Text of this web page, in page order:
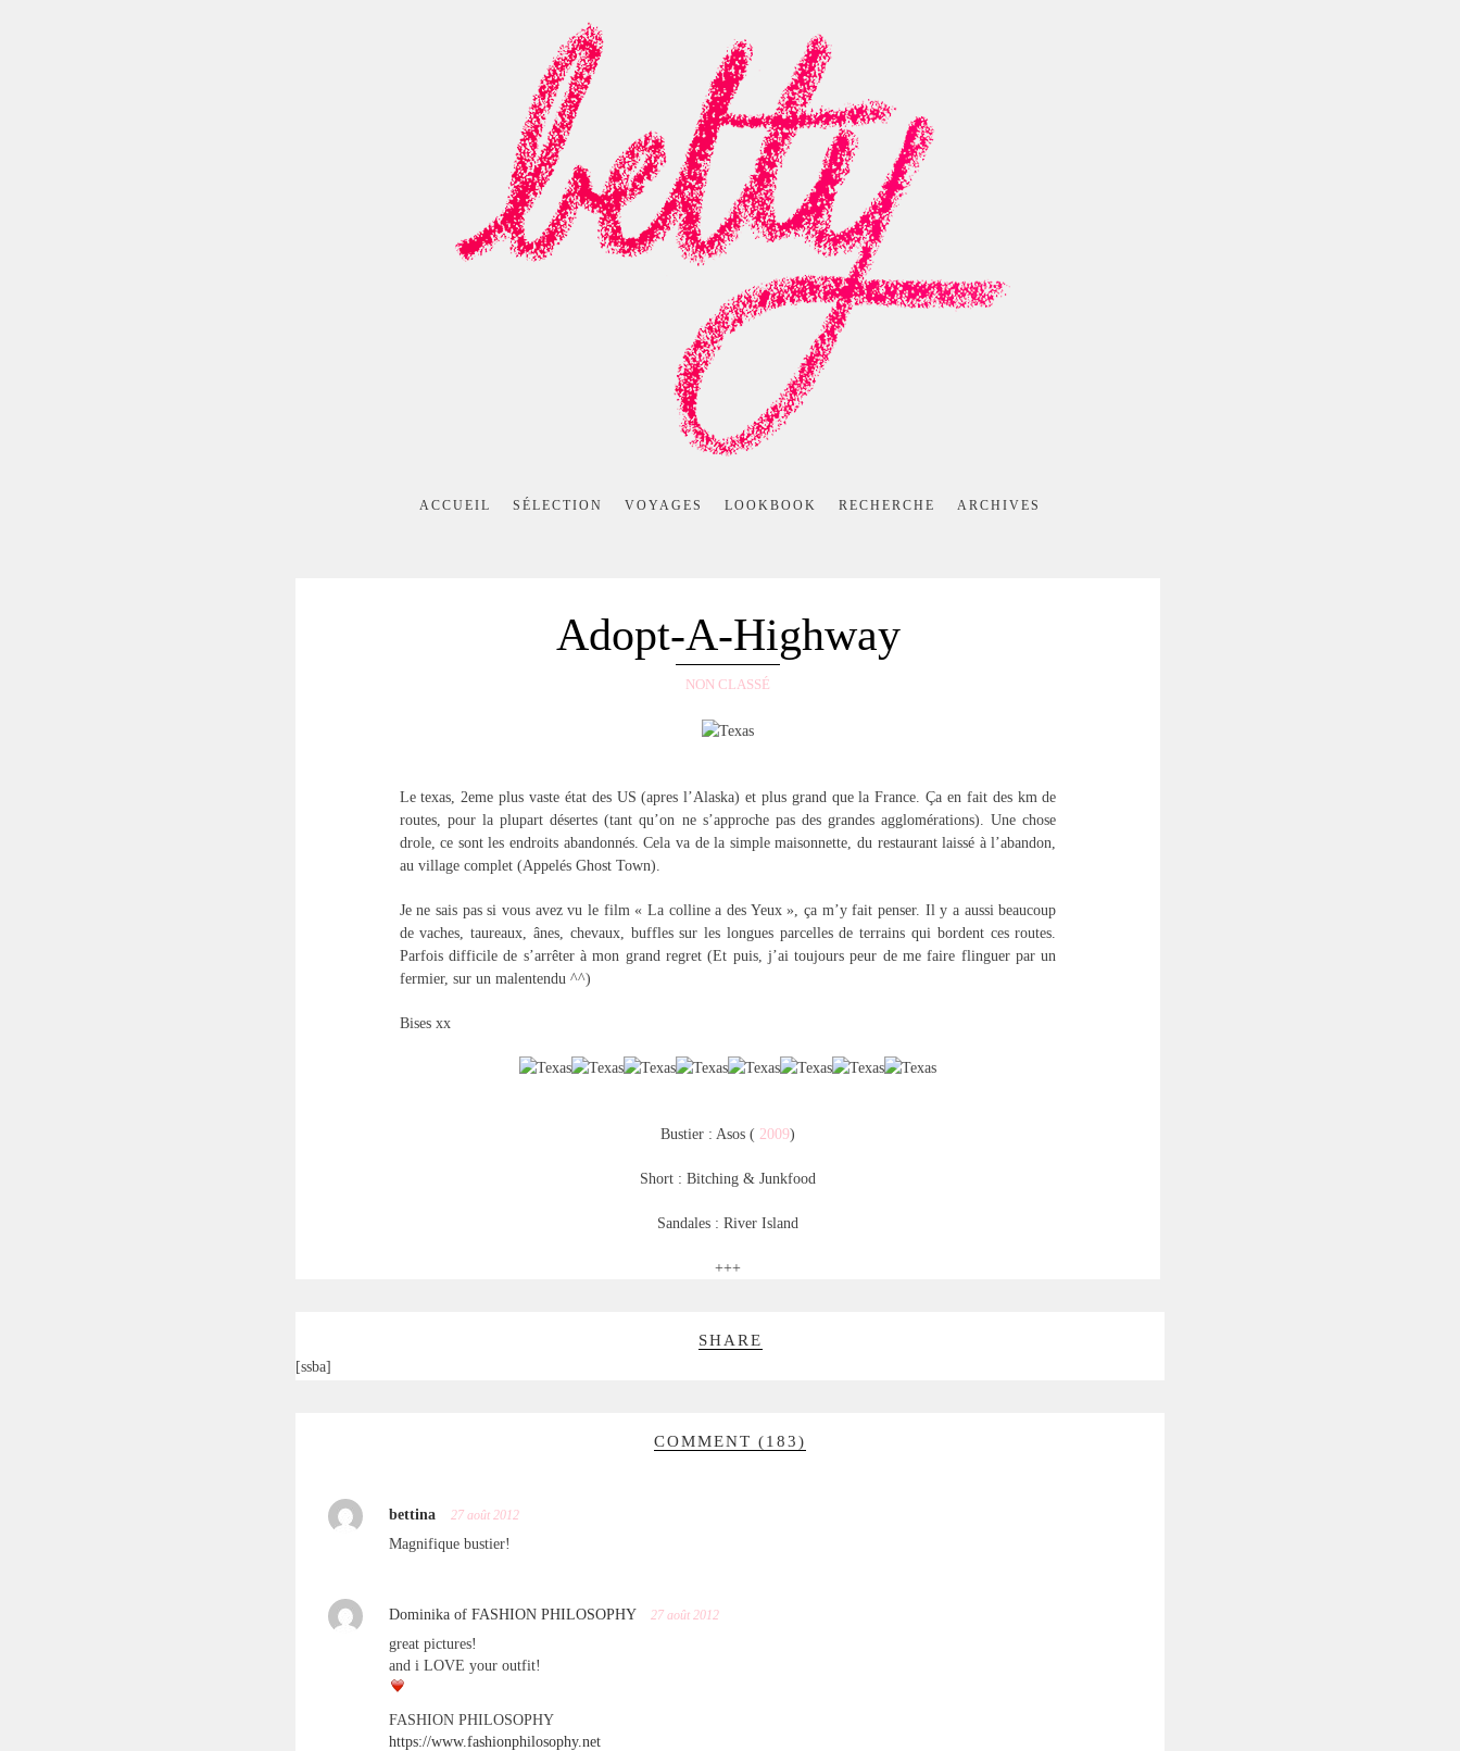
ACCUEIL SÉLECTION VOYAGES LOOKBOOK RECHERCHE ARCHIVES
Adopt-A-Highway
NON CLASSÉ
Le texas, 2eme plus vaste état des US (apres l’Alaska) et plus grand que la France. Ça en fait des km de
routes, pour la plupart désertes (tant qu’on ne s’approche pas des grandes agglomérations). Une chose
drole, ce sont les endroits abandonnés. Cela va de la simple maisonnette, du restaurant laissé à l’abandon,
au village complet (Appelés Ghost Town).
Je ne sais pas si vous avez vu le film « La colline a des Yeux », ça m’y fait penser. Il y a aussi beaucoup
de vaches, taureaux, ânes, chevaux, buffles sur les longues parcelles de terrains qui bordent ces routes.
Parfois difficile de s’arrêter à mon grand regret (Et puis, j’ai toujours peur de me faire flinguer par un
fermier, sur un malentendu ^^)
Bises xx
Bustier : Asos ( 2009)
Short : Bitching & Junkfood
Sandales : River Island
+++
SHARE
[ssba]
COMMENT (183)
bettina 27 août 2012
Magnifique bustier!
Dominika of FASHION PHILOSOPHY 27 août 2012
great pictures!
and i LOVE your outfit!
FASHION PHILOSOPHY
https://www.fashionphilosophy.net